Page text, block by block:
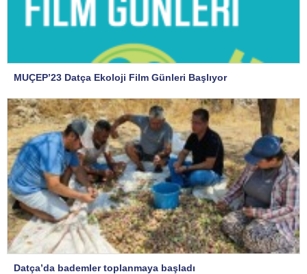
MUÇEP’23 Datça Ekoloji Film Günleri Başlıyor
Datça’da bademler toplanmaya başladı